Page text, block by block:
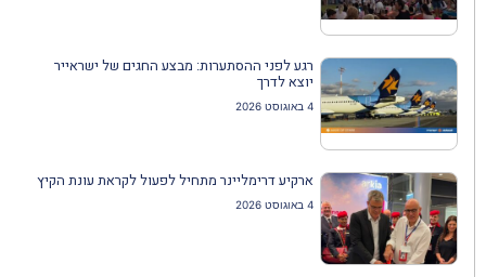
רגע לפני ההסתערות: מבצע החגים של ישראייר
יוצא לדרך
4 באוגוסט 2026
ארקיע דרימליינר מתחיל לפעול לקראת עונת הקיץ
4 באוגוסט 2026